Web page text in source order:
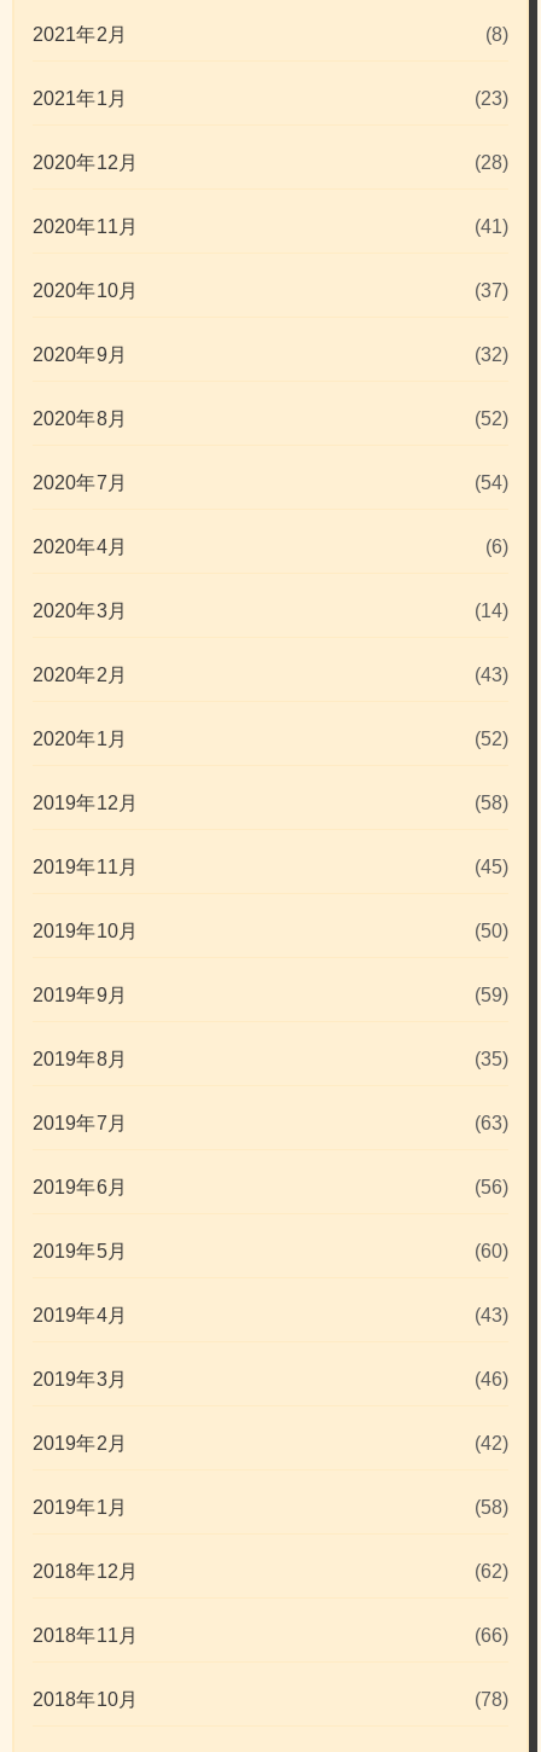
2021年2月 (8)
2021年1月 (23)
2020年12月 (28)
2020年11月 (41)
2020年10月 (37)
2020年9月 (32)
2020年8月 (52)
2020年7月 (54)
2020年4月 (6)
2020年3月 (14)
2020年2月 (43)
2020年1月 (52)
2019年12月 (58)
2019年11月 (45)
2019年10月 (50)
2019年9月 (59)
2019年8月 (35)
2019年7月 (63)
2019年6月 (56)
2019年5月 (60)
2019年4月 (43)
2019年3月 (46)
2019年2月 (42)
2019年1月 (58)
2018年12月 (62)
2018年11月 (66)
2018年10月 (78)